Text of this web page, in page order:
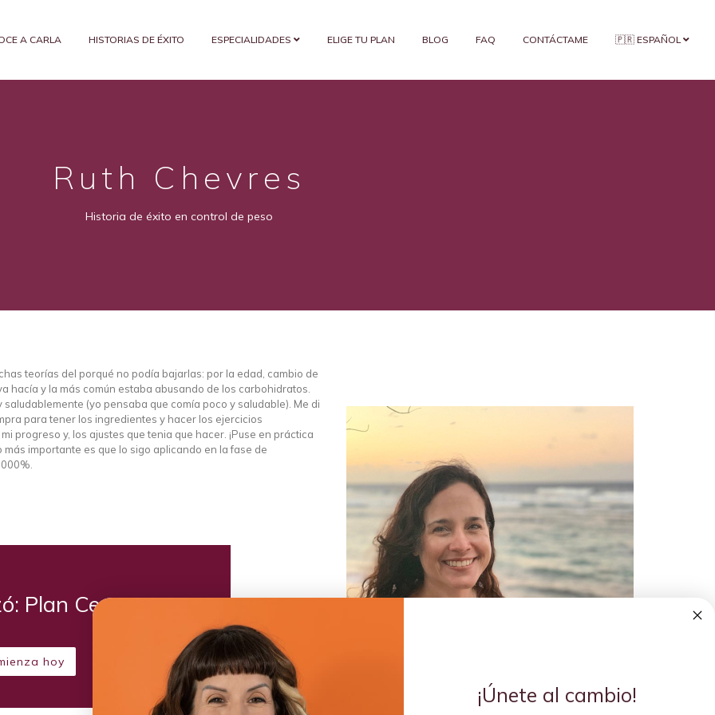
A CARLA HISTORIAS DE ÉXITO ESPECIALIDADES ELIGE TU PLAN BLOG FAQ CONTÁCTAME 🇵🇷 ESPAÑOL
Ruth Chevres
Historia de éxito en control de peso
teorías del porqué no podía bajarlas: por la edad, cambio de
hacía y la más común estaba abusando de los carbohidratos.
(yo pensaba que comía poco y saludable). Me di
para tener los ingredientes y hacer los ejercicios
progreso y, los ajustes que tenia que hacer. ¡Puse en práctica
importante es que lo sigo aplicando en la fase de
Plan Cereza
hoy
¡Únete al cambio!